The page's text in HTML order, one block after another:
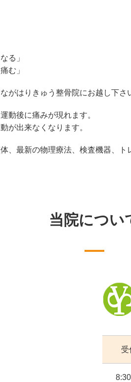
る」
む」
がはりきゅう整骨院にお越し下さ
動後に痛みが現れます。
が出来なくなります。
、最新の物理療法、検査機器、
当院につい
受